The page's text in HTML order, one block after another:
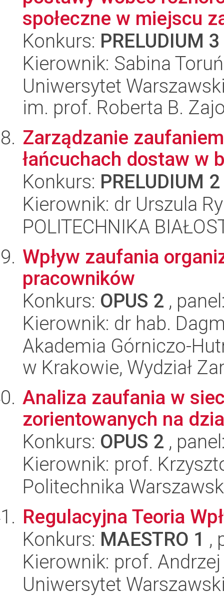
społeczne w miejscu
Konkurs: PRELUDIUM 3
Kierownik: Sabina
Uniwersytet
im. prof. Roberta B.
Zarządzanie
łańcuchach dostaw w
Konkurs: PRELUDIUM 2
Kierownik: dr Urszula
POLITECHNIKA
Wpływ zaufania
pracowników
Konkurs: OPUS 2 ,
Kierownik: dr hab.
Akademia Górniczo-
w Krakowie, Wydział
Analiza zaufania w
zorientowanych na
Konkurs: OPUS 2 ,
Kierownik: prof.
Politechnika
Regulacyjna Teoria
Konkurs: MAESTRO 1 ,
Kierownik: prof.
Uniwersytet